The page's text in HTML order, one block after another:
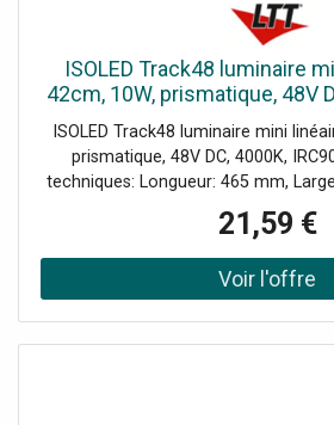
ISOLED Track48 luminaire
42cm, 10W, prismatique, 48V
Line - Lampes avec
ISOLED Track48 luminaire mini
prismatique, 48V DC, 4000K,
techniques: Longueur: 465 mm,
43 mm, Poids: 100 g, Tension
nominale: 9,50 W, Puissance de
Température de couleur: 4000K,
110°, Faisceau lumineux: 700 lm,
21,59 €